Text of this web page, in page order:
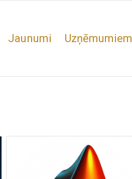
Jaunumi Uzņēmumiem